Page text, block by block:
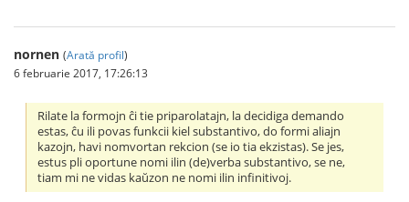
nornen (Arată profil)
6 februarie 2017, 17:26:13
Rilate la formojn ĉi tie priparolatajn, la decidiga demando
estas, ĉu ili povas funkcii kiel substantivo, do formi aliajn
kazojn, havi nomvortan rekcion (se io tia ekzistas). Se jes,
estus pli oportune nomi ilin (de)verba substantivo, se ne,
tiam mi ne vidas kaŭzon ne nomi ilin infinitivoj.